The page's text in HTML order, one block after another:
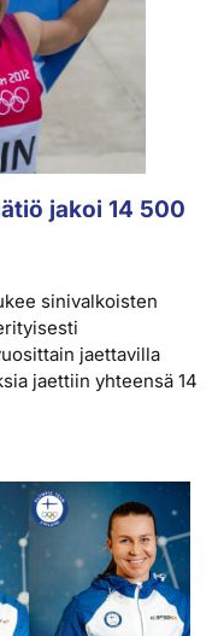
jakoi 14 500
sinivalkoisten
jaettavilla
jaettiin yhteensä 14